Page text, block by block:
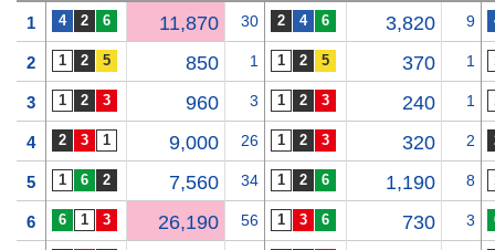
1 11,870 30 3,820 9
2 850 1 370 1
3 960 3 240 1
4 9,000 26 320 2
5 7,560 34 1,190 8
6 26,190 56 730 3